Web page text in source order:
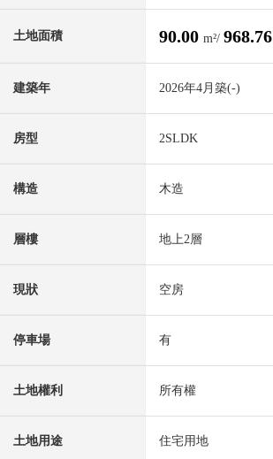
土地面積 90.00 m²/ 968.76
建築年 2026年4月築(-)
房型 2SLDK
構造 木造
層樓 地上2層
現狀 空房
停車場 有
土地權利 所有權
土地用途 住宅用地